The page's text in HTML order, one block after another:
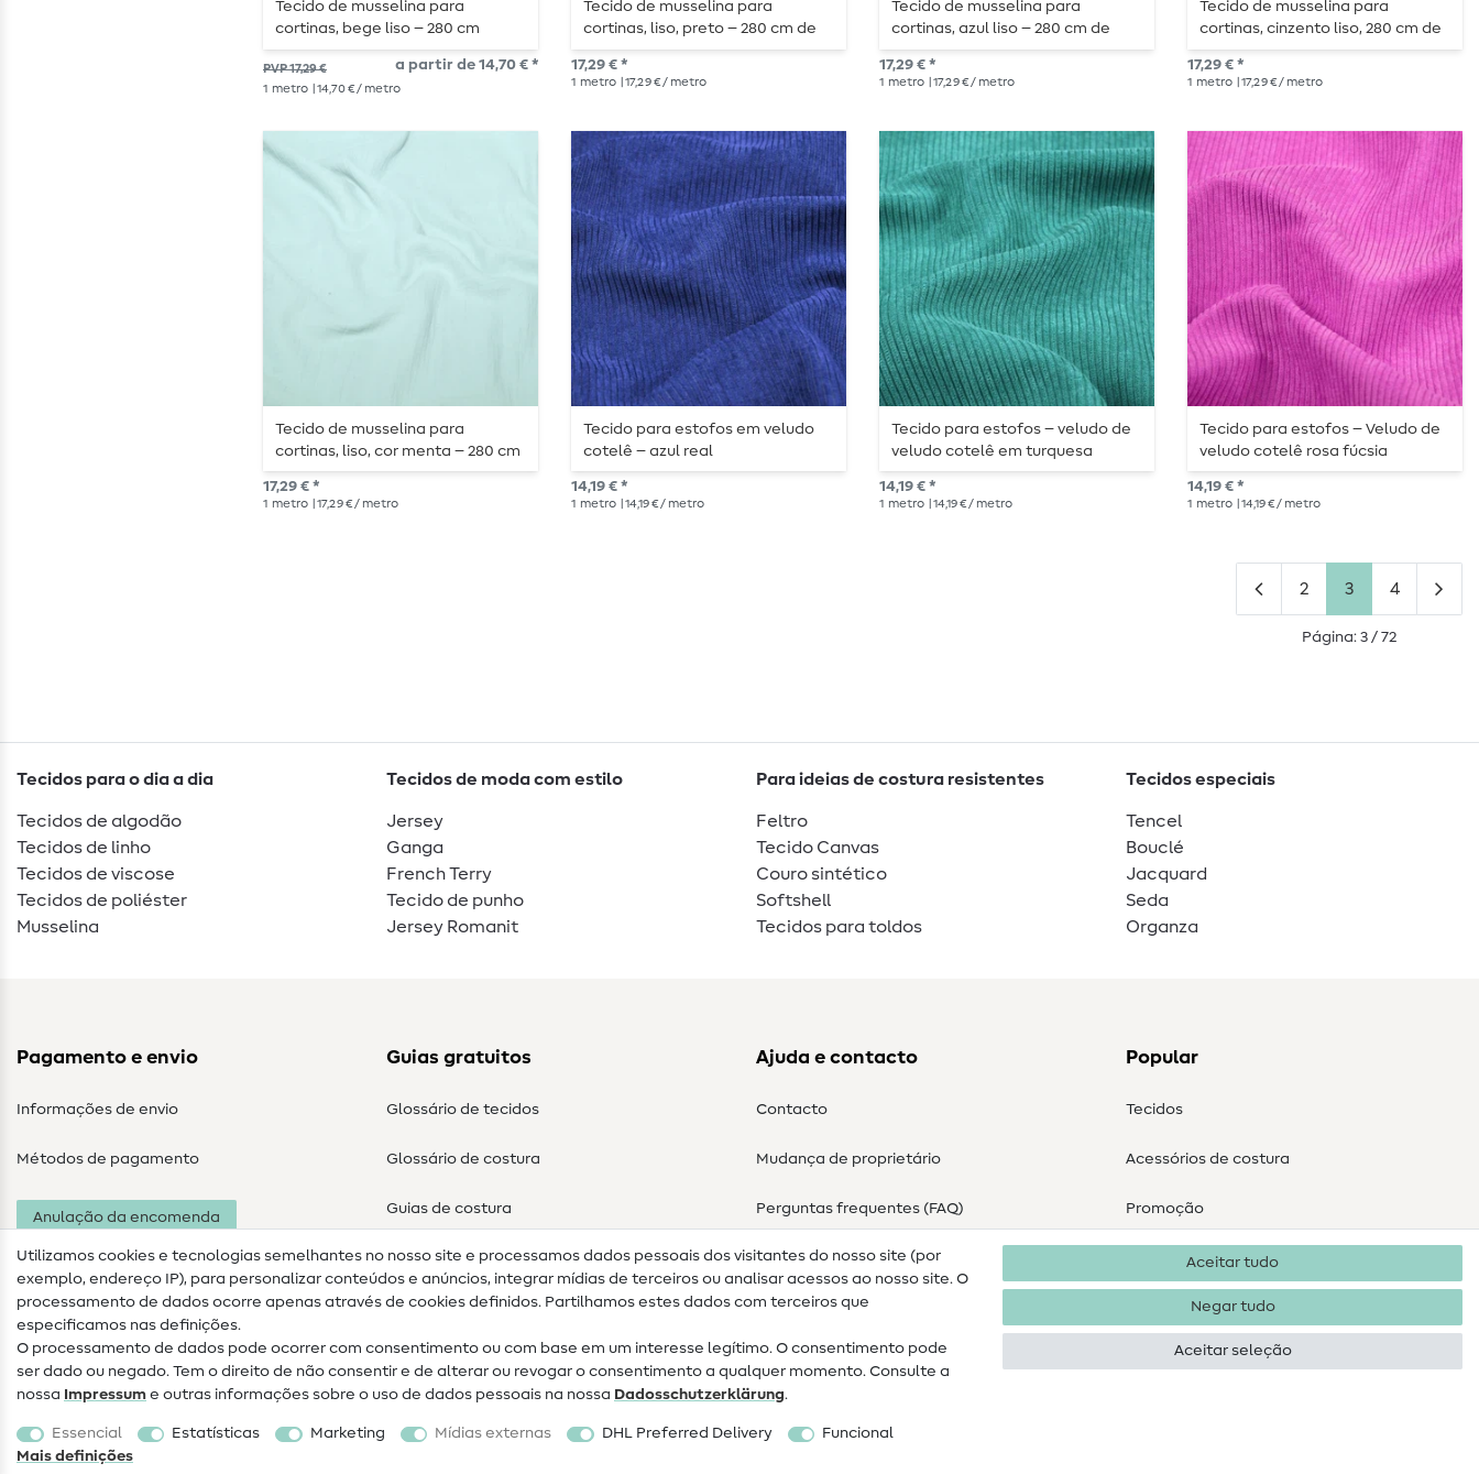
Tecido de musselina para
cortinas, bege liso – 280 cm
PVP 17,29 € a partir de 14,70 € *
1 metro | 14,70 € / metro
Tecido de musselina para
cortinas, liso, preto – 280 cm de
largura
17,29 € *
1 metro | 17,29 € / metro
Tecido de musselina para
cortinas, azul liso – 280 cm de
largura
17,29 € *
1 metro | 17,29 € / metro
Tecido de musselina para
cortinas, cinzento liso, 280 cm de
largura
17,29 € *
1 metro | 17,29 € / metro
Tecido de musselina para
cortinas, liso, cor menta – 280 cm
17,29 € *
1 metro | 17,29 € / metro
Tecido para estofos em veludo
cotelê – azul real
14,19 € *
1 metro | 14,19 € / metro
Tecido para estofos – veludo de
veludo cotelê em turquesa
escuro profundo
14,19 € *
1 metro | 14,19 € / metro
Tecido para estofos – Veludo de
veludo cotelê rosa fúcsia
14,19 € *
1 metro | 14,19 € / metro
2 3 4
Página: 3 / 72
Tecidos para o dia a dia
Tecidos de algodão
Tecidos de linho
Tecidos de viscose
Tecidos de poliéster
Musselina
Tecidos de moda com estilo
Jersey
Ganga
French Terry
Tecido de punho
Jersey Romanit
Para ideias de costura resistentes
Feltro
Tecido Canvas
Couro sintético
Softshell
Tecidos para toldos
Tecidos especiais
Tencel
Bouclé
Jacquard
Seda
Organza
Pagamento e envio
Informações de envio
Métodos de pagamento
Anulação da encomenda
Guias gratuitos
Glossário de tecidos
Glossário de costura
Guias de costura
Ajuda e contacto
Contacto
Mudança de proprietário
Perguntas frequentes (FAQ)
Direito de cancelamento
Popular
Tecidos
Acessórios de costura
Promoção
Utilizamos cookies e tecnologias semelhantes no nosso site e processamos dados pessoais dos visitantes do nosso site (por
exemplo, endereço IP), para personalizar conteúdos e anúncios, integrar mídias de terceiros ou analisar acessos ao nosso site. O
processamento de dados ocorre apenas através de cookies definidos. Partilhamos estes dados com terceiros que
especificamos nas definições.
O processamento de dados pode ocorrer com consentimento ou com base em um interesse legítimo. O consentimento pode
ser dado ou negado. Tem o direito de não consentir e de alterar ou revogar o consentimento a qualquer momento. Consulte a
nossa Impressum e outras informações sobre o uso de dados pessoais na nossa Dados­schutz­erklärung.
Essencial Estatísticas Marketing Mídias externas DHL Preferred Delivery
Funcional
Mais definições
Aceitar tudo
Negar tudo
Aceitar seleção
Informações legais Proteção de dados
Termos e
condições